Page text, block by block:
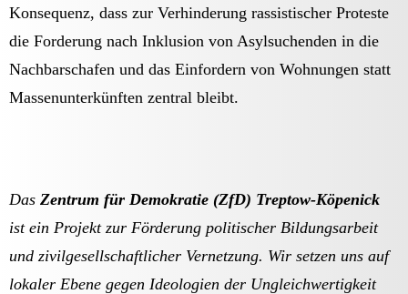
Konsequenz, dass zur Verhinderung rassistischer Proteste
die Forderung nach Inklusion von Asylsuchenden in die
Nachbarschafen und das Einfordern von Wohnungen statt
Massenunterkünften zentral bleibt.
Das Zentrum für Demokratie (ZfD) Treptow-Köpenick
ist ein Projekt zur Förderung politischer Bildungsarbeit
und zivilgesellschaftlicher Vernetzung. Wir setzen uns auf
lokaler Ebene gegen Ideologien der Ungleichwertigkeit